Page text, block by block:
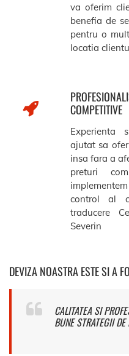
va oferim
benefia de
pentru o
locatia
COMPETITIVE
Experienta
ajutat sa
insa fara a
preturi
control al
traducere
Severin
DEVIZA NOASTRA ESTE SI A
CALITATEA SI
BUNE STRATEGII